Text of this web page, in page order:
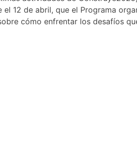
12 de abril, que el Programa
cómo enfrentar los desafíos